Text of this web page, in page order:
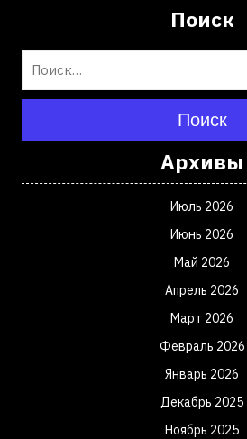
Поиск
Поиск
Архивы
Июль 2026
Июнь 2026
Май 2026
Апрель 2026
Март 2026
Февраль 2026
Январь 2026
Декабрь 2025
Ноябрь 2025